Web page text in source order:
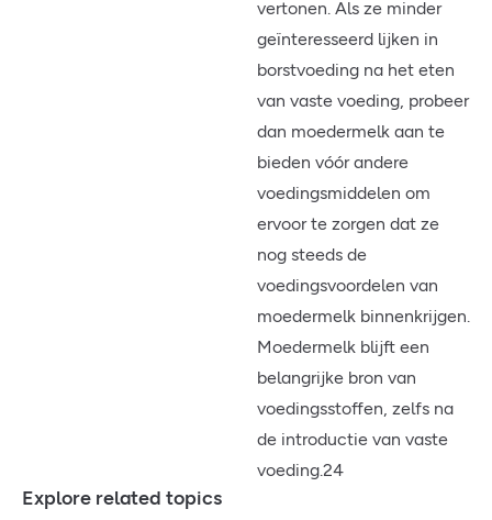
Explore related topics
vertonen. Als ze minder
geïnteresseerd lijken in
borstvoeding na het eten
van vaste voeding, probeer
dan moedermelk aan te
bieden vóór andere
voedingsmiddelen om
ervoor te zorgen dat ze
nog steeds de
voedingsvoordelen van
moedermelk binnenkrijgen.
Moedermelk blijft een
belangrijke bron van
voedingsstoffen, zelfs na
de introductie van vaste
voeding.24